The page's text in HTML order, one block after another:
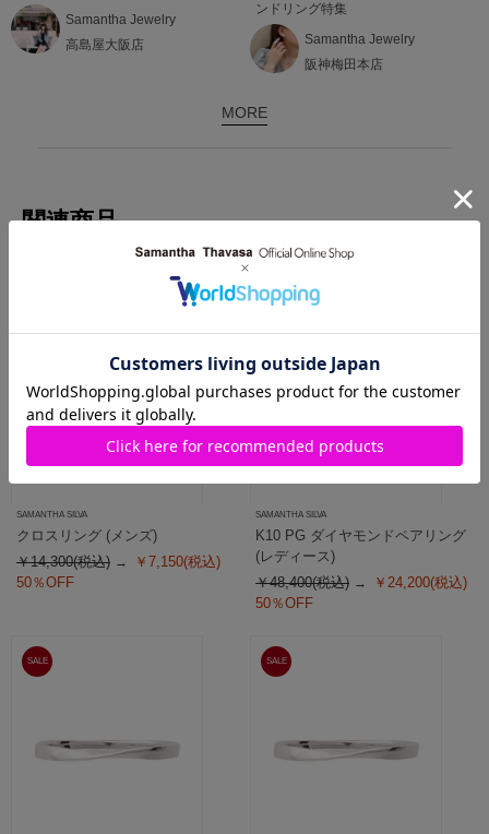
Samantha Jewelry
高島屋大阪店
ンドリング特集
Samantha Jewelry
阪神梅田本店
MORE
関連商品
SAMANTHA SILVA
クロスリング (メンズ)
￥14,300(税込)
￥7,150(税込)
50％OFF
SALE
SAMANTHA SILVA
K10 PG ダイヤモンドペアリング
(レディース)
￥48,400(税込)
￥24,200(税込)
50％OFF
SALE SALE